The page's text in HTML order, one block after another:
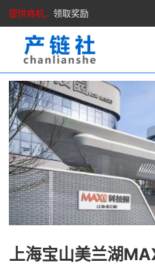
提供商机，领取奖励
上海宝山美兰湖